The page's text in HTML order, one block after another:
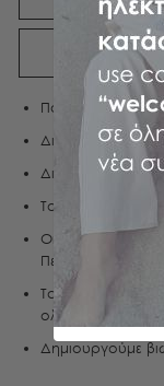
Παντελόνι
Διαθέτει πέντε
Διαθέτει
Το μοντέλο φοράει
Οι μετρήσεις
Περιφέρεια 89
Τα προϊόντα μας
ολοκλήρου στην
Δημιουργούμε